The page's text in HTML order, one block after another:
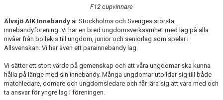
F12 cupvinnare
Älvsjö AIK Innebandy är Stockholms och Sveriges största
innebandyförening. Vi har en bred ungdomsverksamhet med lag på alla
nivåer från bollekis till ungdom, junior och seniorlag som spelar i
Allsvenskan. Vi har även ett parainnebandy lag.
Vi sätter ett stort värde på gemenskap och att våra ungdomar ska kunna
hålla på länge med sin innebandy. Många ungdomar utbildar sig till både
matchledare, domare och ungdomsledare och får lära sig att vara med och
ta ansvar för yngre lag i föreningen.